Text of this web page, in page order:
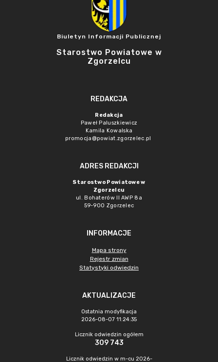
Biuletyn Informacji Publicznej
Starostwo Powiatowe w
Zgorzelcu
REDAKCJA
Redakcja
Paweł Paluszkiewicz
Kamila Kowalska
promocja@powiat.zgorzelec.pl
ADRES REDAKCJI
Starostwo Powiatowe w
Zgorzelcu
ul. Bohaterów II AWP 8a
59-900 Zgorzelec
INFORMACJE
Mapa strony
Rejestr zmian
Statystyki odwiedzin
AKTUALIZACJE
Ostatnia modyfikacja
2026-08-07 11:24:35
Licznik odwiedzin ogółem
309 743
Licznik odwiedzin w m-cu 2026-